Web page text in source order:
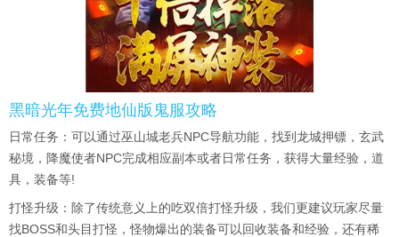
黑暗光年免费地仙版鬼服攻略
日常任务：可以通过巫山城老兵NPC导航功能，找到龙城押镖，玄武
秘境，降魔使者NPC完成相应副本或者日常任务，获得大量经验，道
具，装备等!
打怪升级：除了传统意义上的吃双倍打怪升级，我们更建议玩家尽量
找BOSS和头目打怪，怪物爆出的装备可以回收装备和经验，还有稀